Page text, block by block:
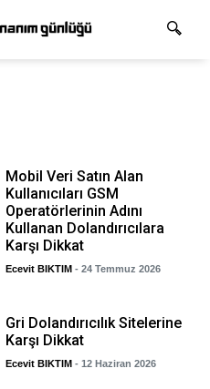
Mobil Veri Satın Alan
Kullanıcıları GSM
Operatörlerinin Adını
Kullanan Dolandırıcılara
Karşı Dikkat
Ecevit BIKTIM - 24 Temmuz 2026
Gri Dolandırıcılık Sitelerine
Karşı Dikkat
Ecevit BIKTIM - 12 Haziran 2026